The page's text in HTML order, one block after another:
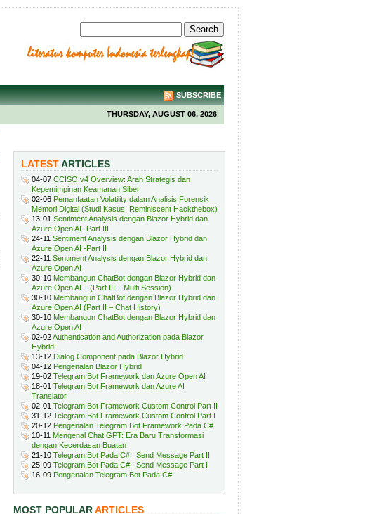
SUBSCRIBE
THURSDAY, AUGUST 06, 2026
LATESTARTICLES
04-07 CCISO v4 Overview: Arah Strategis dan
Kepemimpinan Keamanan Siber
02-06 Pemanfaatan Volatility dalam Analisis Forensik
Memori Digital (Studi Kasus: Reminiscent Hackthebox)
13-01 Sentiment Analysis dengan Blazor Hybrid dan
Azure Open AI -Part III
24-11 Sentiment Analysis dengan Blazor Hybrid dan
Azure Open AI -Part II
22-11 Sentiment Analysis dengan Blazor Hybrid dan
Azure Open AI
30-10 Membangun ChatBot dengan Blazor Hybrid dan
Azure Open AI – (Part III – Multi Session)
30-10 Membangun ChatBot dengan Blazor Hybrid dan
Azure Open AI (Part II – Chat History)
30-10 Membangun ChatBot dengan Blazor Hybrid dan
Azure Open AI
02-02Authentication and Authorization pada Blazor
Hybrid
13-12 Dialog Component pada Blazor Hybrid
04-12 Pengenalan Blazor Hybrid
19-02 Telegram Bot Framework dan Azure Open AI
18-01 Telegram Bot Framework dan Azure AI
Translator
02-01 Telegram Bot Framework Custom Control Part II
31-12 Telegram Bot Framework Custom Control Part I
20-12 Pengenalan Telegram Bot Framework Pada C#
10-11 Mengenal Chat GPT: Era Baru Transformasi
dengan Kecerdasan Buatan
21-10 Telegram.Bot Pada C# : Send Message Part II
25-09 Telegram.Bot Pada C# : Send Message Part I
16-09 Pengenalan Telegram.Bot Pada C#
MOST POPULARARTICLES